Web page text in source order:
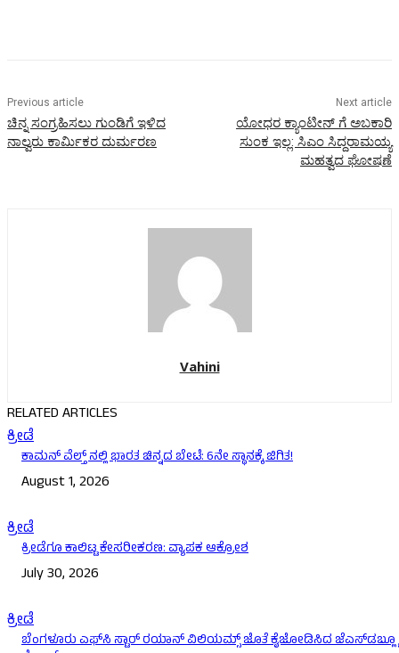
Previous article
ಚಿನ್ನ ಸಂಗ್ರಹಿಸಲು ಗುಂಡಿಗೆ ಇಳಿದ
ನಾಲ್ವರು ಕಾರ್ಮಿಕರ ದುರ್ಮರಣ
Next article
ಯೋಧರ ಕ್ಯಾಂಟೀನ್ ಗೆ ಅಬಕಾರಿ
ಸುಂಕ ಇಲ್ಲ: ಸಿಎಂ ಸಿದ್ದರಾಮಯ್ಯ
ಮಹತ್ವದ ಘೋಷಣೆ
Vahini
RELATED ARTICLES
ಕ್ರೀಡೆ
ಕಾಮನ್ ವೆಲ್ತ್ ನಲ್ಲಿ ಭಾರತ ಚಿನ್ನದ ಬೇಟೆ: 6ನೇ ಸ್ಥಾನಕ್ಕೆ ಜಿಗಿತ!
August 1, 2026
ಕ್ರೀಡೆ
ಕ್ರೀಡೆಗೂ ಕಾಲಿಟ್ಟ ಕೇಸರೀಕರಣ: ವ್ಯಾಪಕ ಆಕ್ರೋಶ
July 30, 2026
ಕ್ರೀಡೆ
ಬೆಂಗಳೂರು ಎಫ್‌ಸಿ ಸ್ಟಾರ್ ರಯಾನ್ ವಿಲಿಯಮ್ಸ್ ಜೊತೆ ಕೈಜೋಡಿಸಿದ